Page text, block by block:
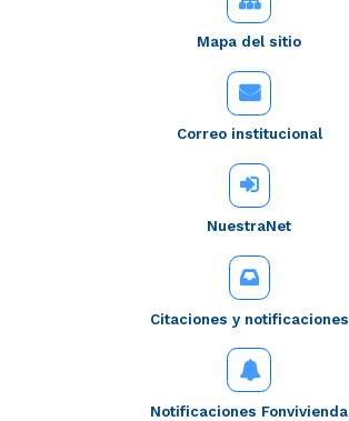
Mapa del sitio
Correo institucional
NuestraNet
Citaciones y notificaciones
Notificaciones Fonvivienda